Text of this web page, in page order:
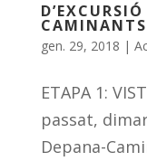
CAMINANTS
gen. 29, 2018 |
ETAPA 1:
passat,
Depana-